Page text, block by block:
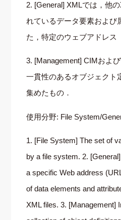
2. [General] XMLでは，他
れているデータ要素および
た，特定のウェブアドレス
3. [Management] CIMおよ
一貫性のあるオブジェクト
集めたもの．
使用分野: File System/
1. [File System] The set of
by a file system. 2.
a specific Web address
of data elements and
XML files. 3. [Management]